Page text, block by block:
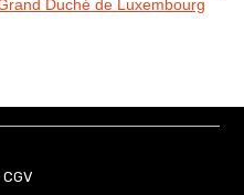
Duché de Luxembourg
CGV